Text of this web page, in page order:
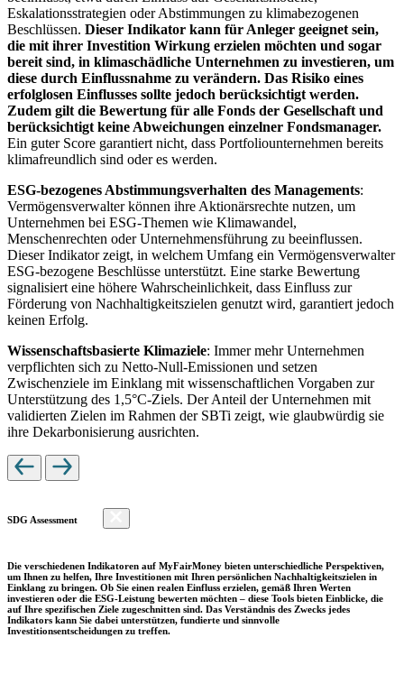
Eskalationsstrategien oder Abstimmungen zu klimabezogenen
Beschlüssen. Dieser Indikator kann für Anleger geeignet sein,
die mit ihrer Investition Wirkung erzielen möchten und sogar
bereit sind, in klimaschädliche Unternehmen zu investieren, um
diese durch Einflussnahme zu verändern. Das Risiko eines
erfolglosen Einflusses sollte jedoch berücksichtigt werden.
Zudem gilt die Bewertung für alle Fonds der Gesellschaft und
berücksichtigt keine Abweichungen einzelner Fondsmanager.
Ein guter Score garantiert nicht, dass Portfoliounternehmen bereits
klimafreundlich sind oder es werden.
ESG-bezogenes Abstimmungsverhalten des Managements:
Vermögensverwalter können ihre Aktionärsrechte nutzen, um
Unternehmen bei ESG-Themen wie Klimawandel,
Menschenrechten oder Unternehmensführung zu beeinflussen.
Dieser Indikator zeigt, in welchem Umfang ein Vermögensverwalter
ESG-bezogene Beschlüsse unterstützt. Eine starke Bewertung
signalisiert eine höhere Wahrscheinlichkeit, dass Einfluss zur
Förderung von Nachhaltigkeitszielen genutzt wird, garantiert jedoch
keinen Erfolg.
Wissenschaftsbasierte Klimaziele: Immer mehr Unternehmen
verpflichten sich zu Netto-Null-Emissionen und setzen
Zwischenziele im Einklang mit wissenschaftlichen Vorgaben zur
Unterstützung des 1,5°C-Ziels. Der Anteil der Unternehmen mit
validierten Zielen im Rahmen der SBTi zeigt, wie glaubwürdig sie
ihre Dekarbonisierung ausrichten.
SDG Assessment
Die verschiedenen Indikatoren auf MyFairMoney bieten unterschiedliche Perspektiven,
um Ihnen zu helfen, Ihre Investitionen mit Ihren persönlichen Nachhaltigkeitszielen in
Einklang zu bringen. Ob Sie einen realen Einfluss erzielen, gemäß Ihren Werten
investieren oder die ESG-Leistung bewerten möchten – diese Tools bieten Einblicke, die
auf Ihre spezifischen Ziele zugeschnitten sind. Das Verständnis des Zwecks jedes
Indikators kann Sie dabei unterstützen, fundierte und sinnvolle
Investitionsentscheidungen zu treffen.